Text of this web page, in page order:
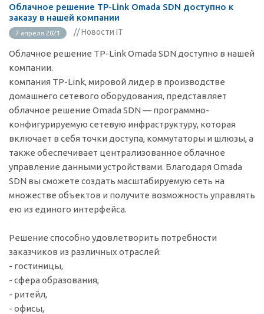
Облачное решение TP-Link Omada SDN доступно к
заказу в нашей компании
7 апреля 2021 // Новости IT
Облачное решение TP-Link Omada SDN доступно в нашей
компании.
компания TP-Link, мировой лидер в производстве
домашнего сетевого оборудования, представляет
облачное решение Omada SDN — программно-
конфигурируемую сетевую инфраструктуру, которая
включает в себя точки доступа, коммутаторы и шлюзы, а
также обеспечивает централизованное облачное
управление данными устройствами. Благодаря Omada
SDN вы сможете создать масштабируемую сеть на
множестве объектов и получите возможность управлять
ею из единого интерфейса.
Решение способно удовлетворить потребности
заказчиков из различных отраслей:
- гостиницы,
- сфера образования,
- ритейл,
- офисы,